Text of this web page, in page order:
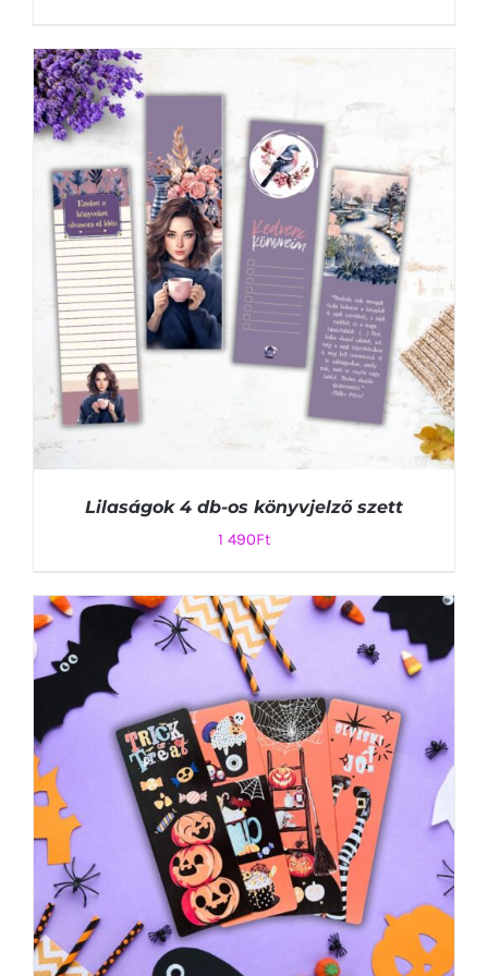
KOSÁRBA TESZEM
/
RÉSZLETEK
KOSÁRBA TESZEM
RÉSZLETEK
Lilaságok 4 db-os könyvjelző szett
1 490Ft